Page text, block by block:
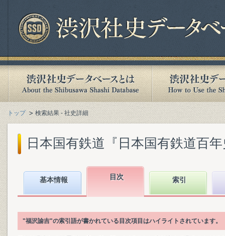
トップ 検索結果 - 社史詳細
日本国有鉄道『日本国有鉄道百
基本情報 目次 索引
"福沢諭吉"の索引語が書かれている目次項目はハイライトされています。